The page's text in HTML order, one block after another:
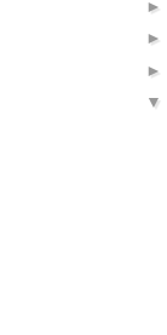
►
►
►
▼